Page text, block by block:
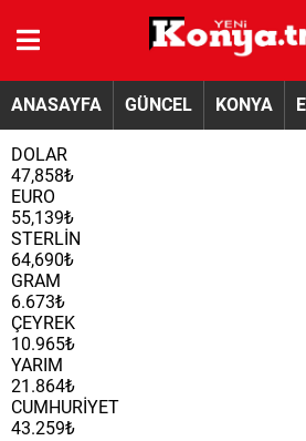
ANASAYFA GÜNCEL KONYA
DOLAR
47,858₺
EURO
55,139₺
STERLİN
64,690₺
GRAM
6.673₺
ÇEYREK
10.965₺
YARIM
21.864₺
CUMHURİYET
43.259₺